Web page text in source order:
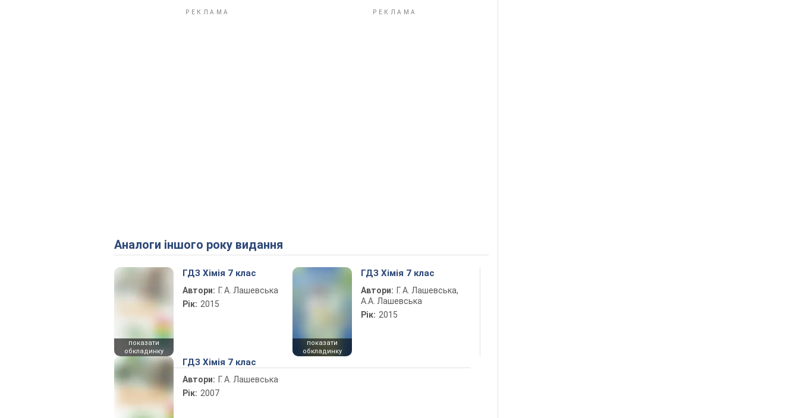
Аналоги іншого року видання
показати
обкладинку
ГДЗ Хімія 7 клас
Автори: Г. А. Лашевська
Рік: 2015
показати
обкладинку
ГДЗ Хімія 7 клас
Автори: Г. А. Лашевська,
А.А. Лашевська
Рік: 2015
ГДЗ Хімія 7 клас
Автори: Г. А. Лашевська
Рік: 2007